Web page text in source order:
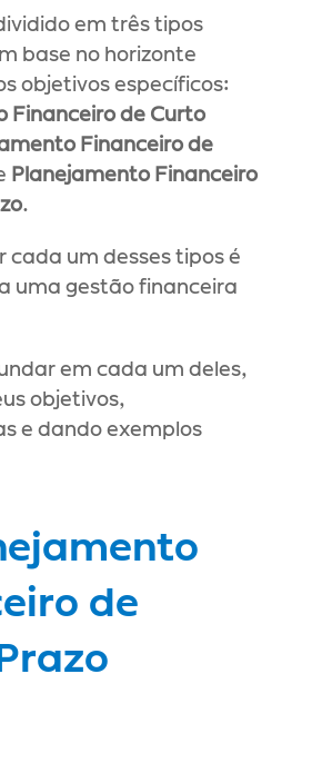
em três tipos
base no horizonte
Financeiro de Curto
Financeiro de
Planejamento Financeiro
.
cada um desses tipos é
uma gestão financeira
em cada um deles,
objetivos,
e dando exemplos
de